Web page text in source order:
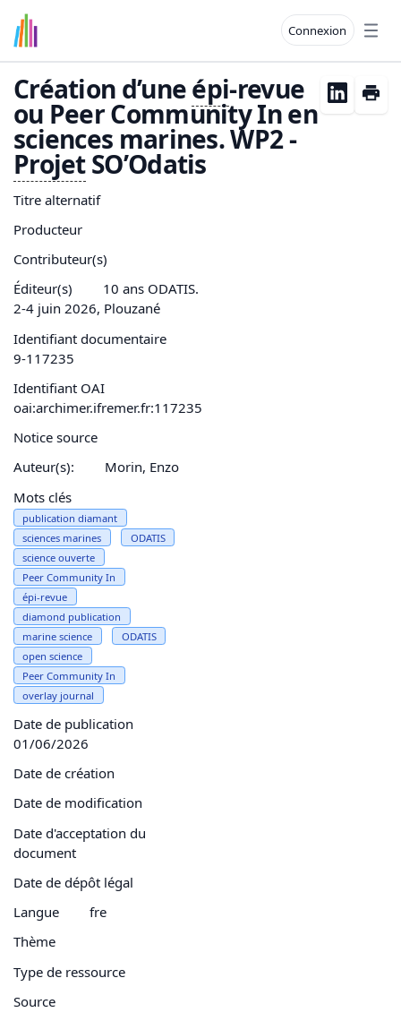
Connexion
Création d’uneépi-revue
ou Peer Community In en
sciences marines. WP2 -
ProjetSO’Odatis
Titre alternatif
Producteur
Contributeur(s)
Éditeur(s)
10 ans ODATIS.
2-4 juin 2026, Plouzané
Identifiant documentaire
9-117235
Identifiant OAI
oai:archimer.ifremer.fr:117235
Notice source
Auteur(s):
Morin, Enzo
Mots clés
publication diamant
sciences marines
ODATIS
science ouverte
Peer Community In
épi-revue
diamond publication
marine science
ODATIS
open science
Peer Community In
overlay journal
Date de publication
01/06/2026
Date de création
Date de modification
Date d'acceptation du
document
Date de dépôt légal
Langue
fre
Thème
Type de ressource
Source